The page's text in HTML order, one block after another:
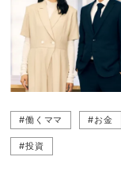
#働くママ #お金
#投資